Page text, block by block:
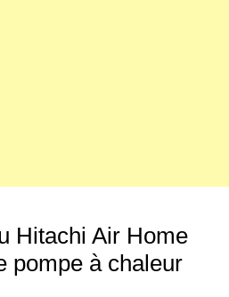
Hitachi Air Home
pompe à chaleur